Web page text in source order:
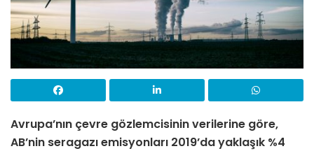
Avrupa’nın çevre gözlemcisinin verilerine göre,
AB’nin seragazı emisyonları 2019’da yaklaşık %4